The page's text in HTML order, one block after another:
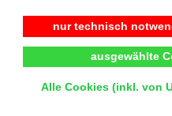
nur technisch
ausgewählte
Alle Cookies (inkl. von